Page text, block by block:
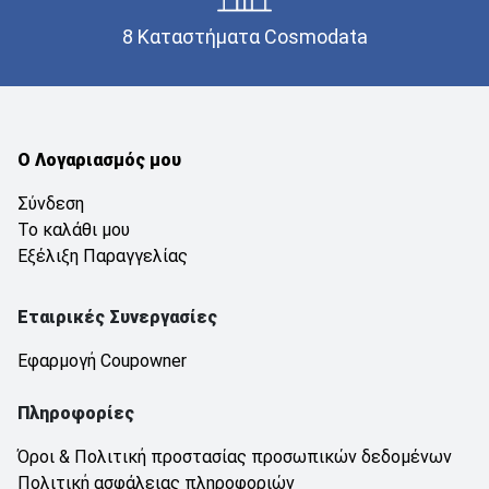
8 Καταστήματα Cosmodata
Ο Λογαριασμός μου
Σύνδεση
Το καλάθι μου
Εξέλιξη Παραγγελίας
Εταιρικές Συνεργασίες
Εφαρμογή Coupowner
Πληροφορίες
Όροι & Πολιτική προστασίας προσωπικών δεδομένων
Πολιτική ασφάλειας πληροφοριών